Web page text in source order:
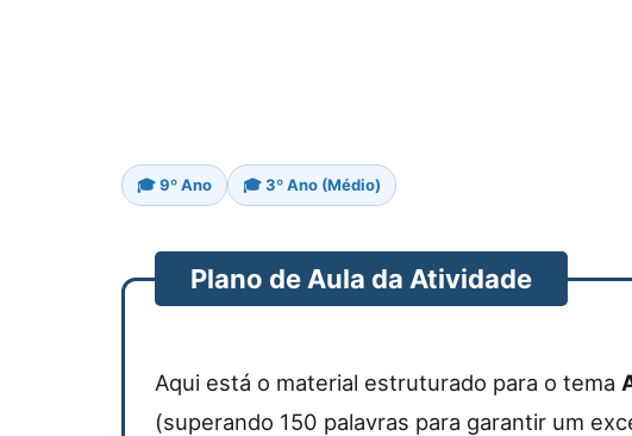
🎓 9º Ano 🎓 3º Ano (Médio)
Plano de Aula da Atividade
Aqui está o material estruturado para o tema
(superando 150 palavras para garantir um